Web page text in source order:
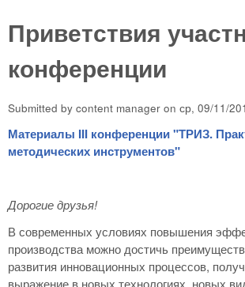
You are here
Приветствия
конференции
Submitted by content manager on ср, 09/11/
Материалы III конференции "ТРИЗ.
методических инструментов"
Дорогие друзья!
В современных условиях повышения
производства можно достичь
развития инновационных процессов,
выражение в новых технологиях, новых